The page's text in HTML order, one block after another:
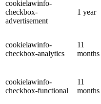
cookielawinfo-
checkbox-
advertisement
1 year
cookielawinfo-
checkbox-analytics
11
months
cookielawinfo-
checkbox-functional
11
months